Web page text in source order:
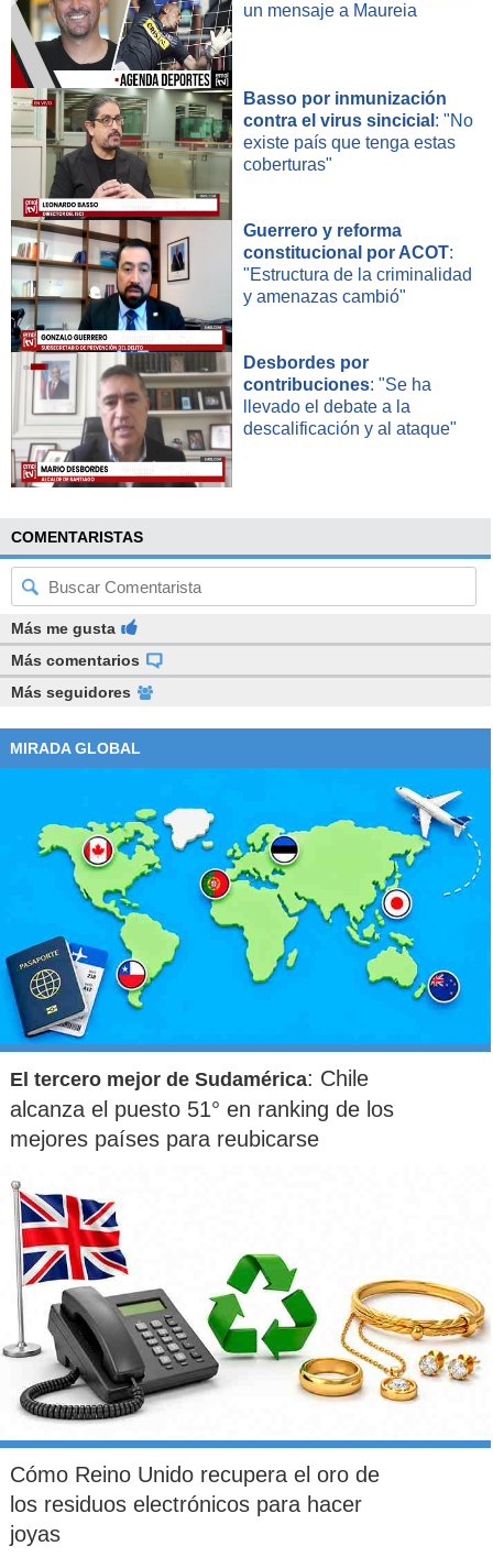
un mensaje a Maureia
Basso por inmunización
contra el virus sincicial : "No
existe país que tenga estas
coberturas"
Guerrero y reforma
constitucional por ACOT:
"Estructura de la criminalidad
y amenazas cambió"
Desbordes por
contribuciones: "Se ha
llevado el debate a la
descalificación y al ataque"
COMENTARISTAS
Más me gusta
Más comentarios
Más seguidores
MIRADA GLOBAL
El tercero mejor de Sudamérica: Chile
alcanza el puesto 51° en ranking de los
mejores países para reubicarse
Cómo Reino Unido recupera el oro de
los residuos electrónicos para hacer
joyas